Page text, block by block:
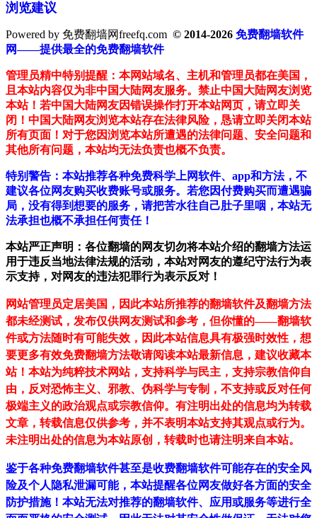
浏览建议
Powered by 免费翻墙网freefq.com © 2014-2026 免费翻墙软件
网——提供最全的免费翻墙软件
管理员精中特别提醒：本网站域名、主机和管理员都在美国，
且本站内容仅为非中国大陆网友服务。禁止中国大陆网友浏览
本站！若中国大陆网友因错误操作打开本站网页，请立即关
闭！中国大陆网友浏览本站存在法律风险，恳请立即关闭本站
所有页面！对于您因浏览本站所遭遇的法律问题、安全问题和
其他所有问题，本站均无法负责也概不负责。
特别警告：本站推荐各种免费科学上网软件、app和方法，不
建议各位网友购买收费账号或服务。若您因付费购买而遭遇骗
局，没有得到想要的服务，请把苦水往自己肚子里咽，本站无
法承担也概不承担任何责任！
本站严正声明：各位翻墙的网友切勿将本站介绍的翻墙方法运
用于违反当地法律法规的活动，本站对网友的遵纪守法行为表
示支持，对网友的违法犯罪行为表示反对！
网站管理员定居美国，因此本站所推荐的翻墙软件及翻墙方法
都未经测试，发布仅供网友测试和参考，但你懂的——翻墙软
件或方法随时有可能失效，因此本站信息具有极强时效性，想
要更多有效免费翻墙方法敬请阅读本站最新信息，建议收藏本
站！ 本站为纯粹技术网站，支持科学与民主，支持宗教信仰自
由，反对恐怖主义、邪教、伪科学与专制，不支持或反对任何
极端主义的政治观点或宗教信仰。有注明出处的信息均为转载
文章，转载信息仅供参考，并不表明本站支持其观点或行为。
未注明出处的信息为本站原创，转载时也请注明来自本站。
鉴于各种免费翻墙软件甚至是收费翻墙软件可能存在的安全风
险及个人隐私泄漏可能，本站提醒各位网友做好各方面的安全
防护措施！本站无法对推荐的翻墙软件、应用或服务等进行全